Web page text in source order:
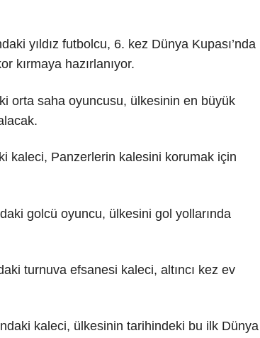
yıldız futbolcu, 6. kez Dünya Kupası’nda
kırmaya hazırlanıyor.
orta saha oyuncusu, ülkesinin en büyük
kaleci, Panzerlerin kalesini korumak için
golcü oyuncu, ülkesini gol yollarında
turnuva efsanesi kaleci, altıncı kez ev
kaleci, ülkesinin tarihindeki bu ilk Dünya